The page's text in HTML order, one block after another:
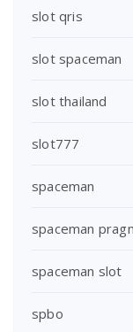
slot qris
slot spaceman
slot thailand
slot777
spaceman
spaceman
spaceman slot
spbo